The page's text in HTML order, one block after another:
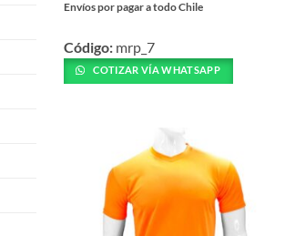
Envíos por pagar a todo Chile
producto
tiene
Código: mrp_7
COTIZAR VÍA WHATSAPP